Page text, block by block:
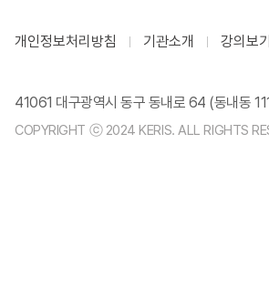
개인정보처리방침 기관소개 강의보
41061 대구광역시 동구 동내로 64 (동내동
COPYRIGHT ⓒ 2024 KERIS. ALL RIGHTS